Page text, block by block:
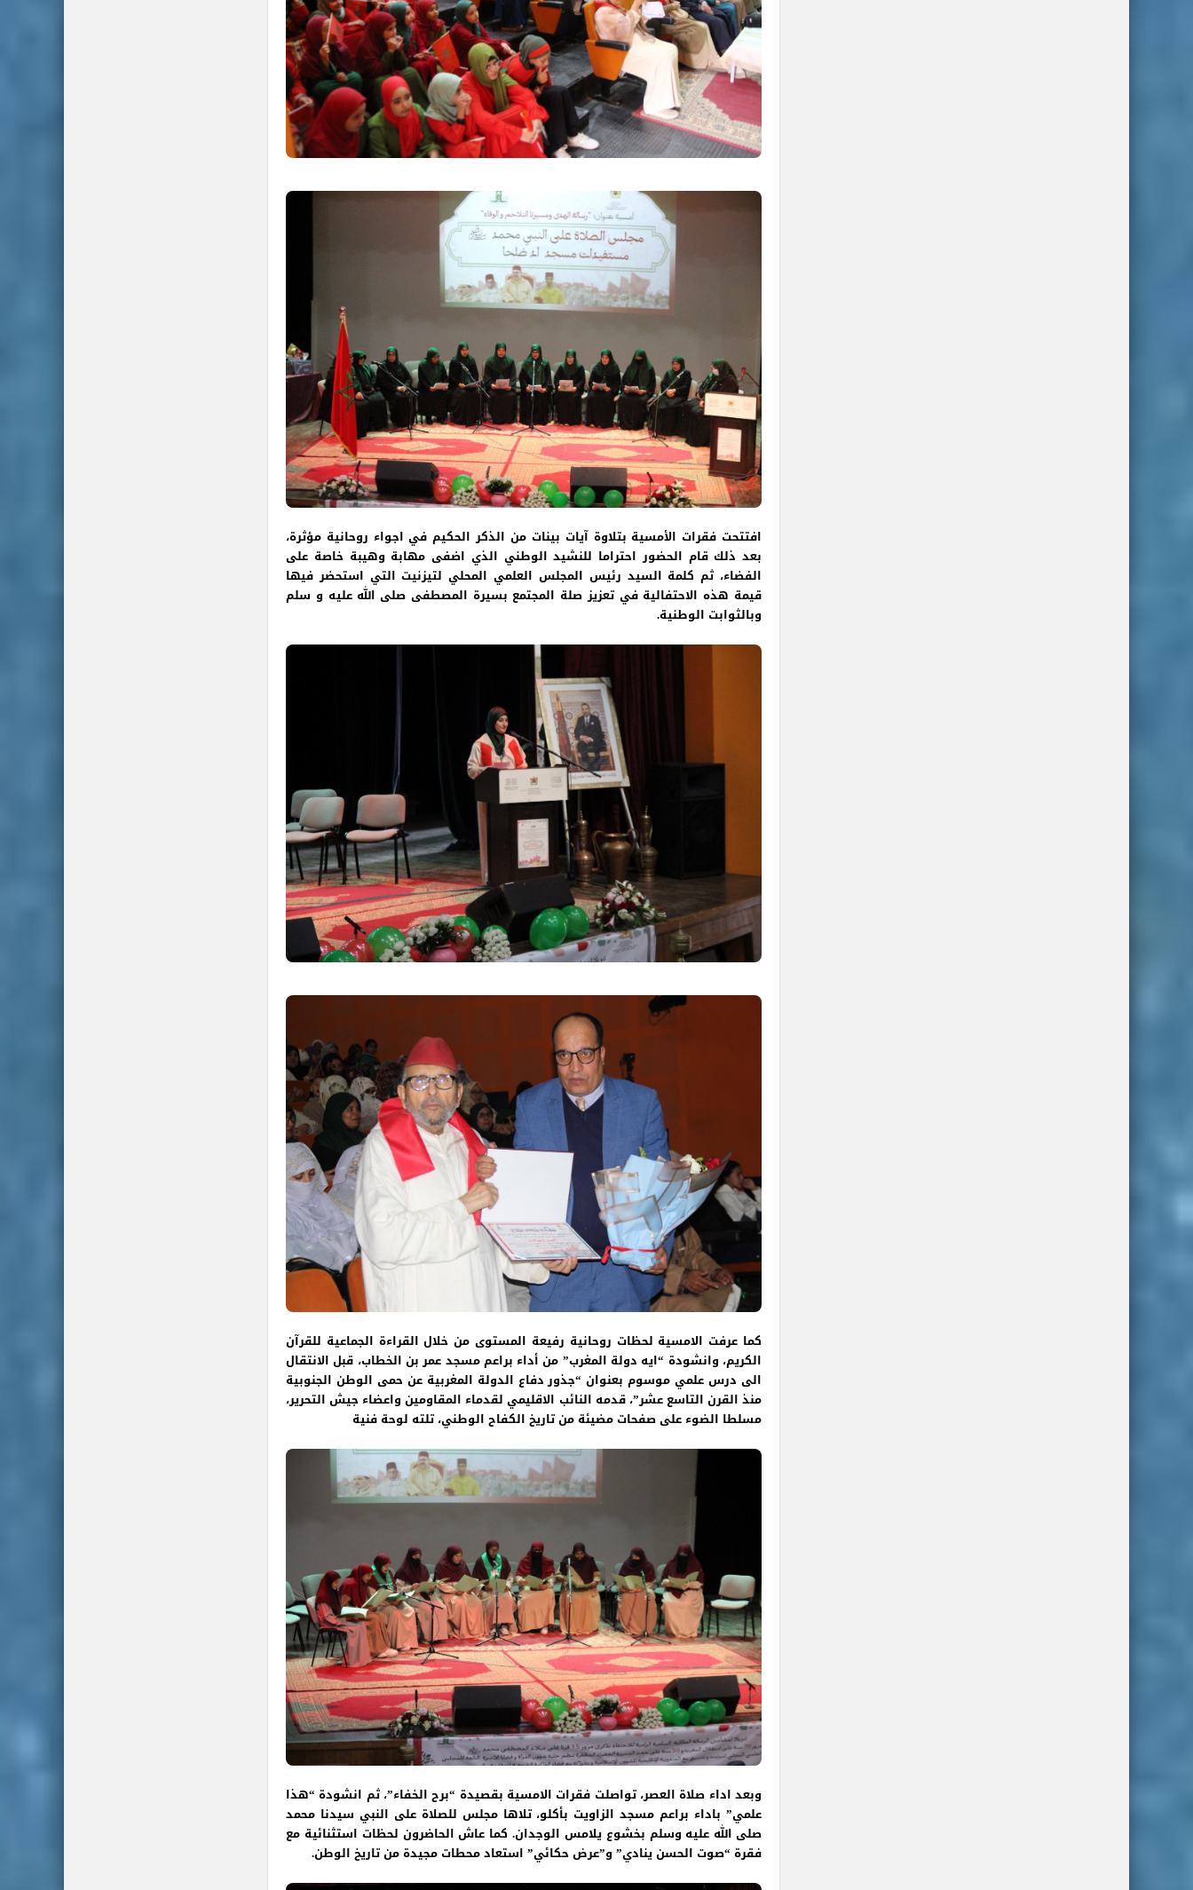
افتتحت فقرات الأمسية بتلاوة آيات بينات من الذكر الحكيم في اجواء روحانية مؤثرة،
بعد ذلك قام الحضور احتراما للنشيد الوطني الذي اضفى مهابة وهيبة خاصة على
الفضاء، ثم كلمة السيد رئيس المجلس العلمي المحلي لتيزنيت التي استحضر فيها
قيمة هذه الاحتفالية في تعزيز صلة المجتمع بسيرة المصطفى صلى الله عليه و سلم
وبالثوابت الوطنية.
كما عرفت الامسية لحظات روحانية رفيعة المستوى من خلال القراءة الجماعية للقرآن
الكريم، وانشودة “ايه دولة المغرب” من أداء براعم مسجد عمر بن الخطاب، قبل الانتقال
الى درس علمي موسوم بعنوان “جذور دفاع الدولة المغربية عن حمى الوطن الجنوبية
منذ القرن التاسع عشر”، قدمه النائب الاقليمي لقدماء المقاومين واعضاء جيش التحرير،
مسلطا الضوء على صفحات مضيئة من تاريخ الكفاح الوطني، تلته لوحة فنية
وبعد اداء صلاة العصر، تواصلت فقرات الامسية بقصيدة “برح الخفاء”، ثم انشودة “هذا
علمي” باداء براعم مسجد الزاويت بأكلو، تلاها مجلس للصلاة على النبي سيدنا محمد
صلى الله عليه وسلم بخشوع يلامس الوجدان. كما عاش الحاضرون لحظات استثنائية مع
فقرة “صوت الحسن ينادي” و”عرض حكائي” استعاد محطات مجيدة من تاريخ الوطن.